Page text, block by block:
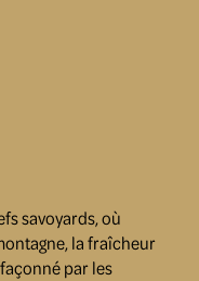
savoyards, où
la fraîcheur
par les